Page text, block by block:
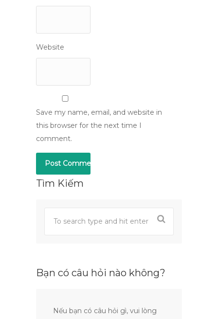
Website
Save my name, email, and website in
this browser for the next time I
comment.
Tìm Kiếm
Bạn có câu hỏi nào không?
Nếu bạn có câu hỏi gì, vui lòng